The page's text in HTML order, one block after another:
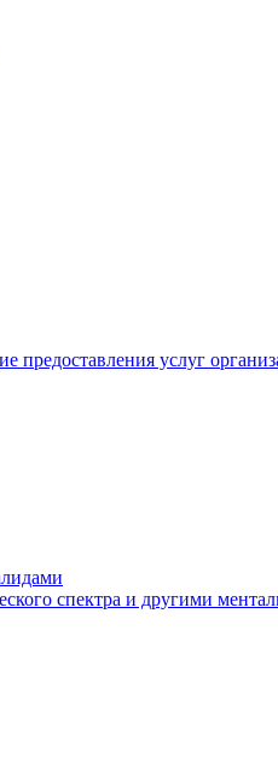
предоставления услуг
спектра и другими